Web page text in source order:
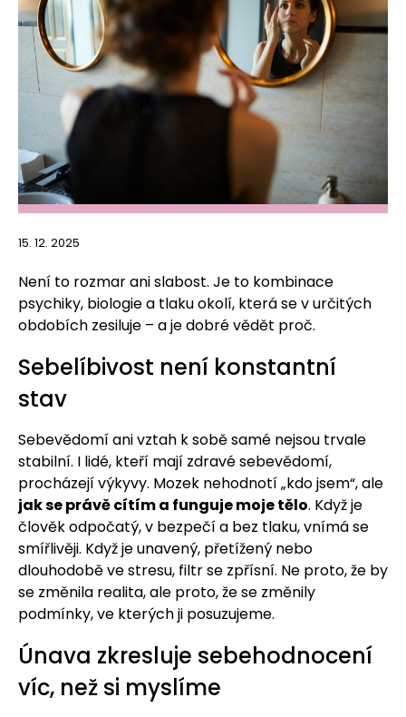
15. 12. 2025
Není to rozmar ani slabost. Je to kombinace
psychiky, biologie a tlaku okolí, která se v určitých
obdobích zesiluje – a je dobré vědět proč.
Sebelíbivost není konstantní
stav
Sebevědomí ani vztah k sobě samé nejsou trvale
stabilní. I lidé, kteří mají zdravé sebevědomí,
procházejí výkyvy. Mozek nehodnotí „kdo jsem“, ale
jak se právě cítím a funguje moje tělo. Když je
člověk odpočatý, v bezpečí a bez tlaku, vnímá se
smířlivěji. Když je unavený, přetížený nebo
dlouhodobě ve stresu, filtr se zpřísní. Ne proto, že by
se změnila realita, ale proto, že se změnily
podmínky, ve kterých ji posuzujeme.
Únava zkresluje sebehodnocení
víc, než si myslíme